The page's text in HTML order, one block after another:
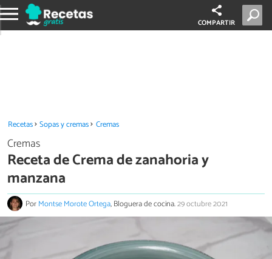
COMPARTIR
Recetas Sopas y cremas Cremas
Cremas
Receta de Crema de zanahoria y
manzana
PorMontse Morote Ortega, Bloguera de cocina.29 octubre 2021